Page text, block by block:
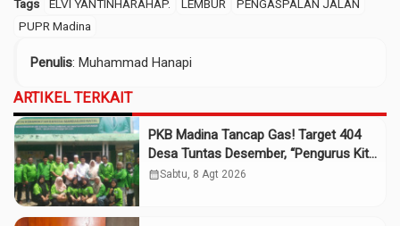
Tags ELVI YANTINHARAHAP. LEMBUR
PENGASPALAN JALAN
PUPR Madina
Penulis: Muhammad Hanapi
ARTIKEL TERKAIT
PKB Madina Tancap Gas! Target 404
Desa Tuntas Desember, “Pengurus Kita
Adalah Tokoh”
calendar_monthSabtu, 8 Agt 2026